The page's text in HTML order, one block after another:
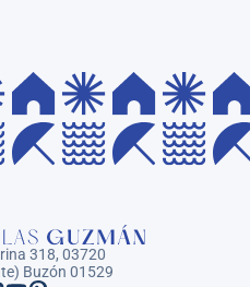
318, 03720
Buzón 01529